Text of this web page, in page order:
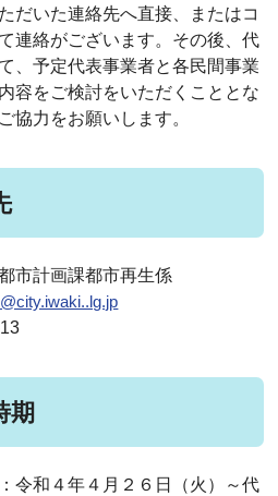
だいた連絡先へ直接、またはコ
連絡がございます。その後、代
、予定代表事業者と各民間事業
容をご検討をいただくこととな
協力をお願いします。
市計画課都市再生係
期
和４年４月２６日（火）～代